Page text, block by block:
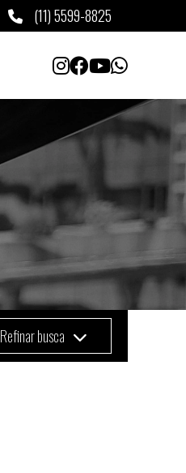
(11) 5599-8825
Refinar busca